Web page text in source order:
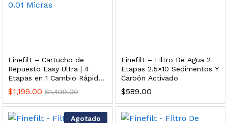
Finefilt – Cartucho de
Repuesto Easy Ultra | 4
Etapas en 1 Cambio Rápido
Ultrafiltración 0.01 Micras
$1,199.00 $1,499.00
Finefilt – Filtro De Agua 2
Etapas 2.5×10 Sedimentos Y
Carbón Activado
$589.00
Agotado
al carrito
Esterilizador UV 25 Watts 4 Pines